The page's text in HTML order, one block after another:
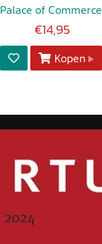
Palace of Commerce
€14,95
Kopen